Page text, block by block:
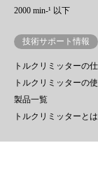
2000 min-¹ 以下
技術サポート情報
トルクリミッターの
トルクリミッターの
製品一覧
トルクリミッターとは